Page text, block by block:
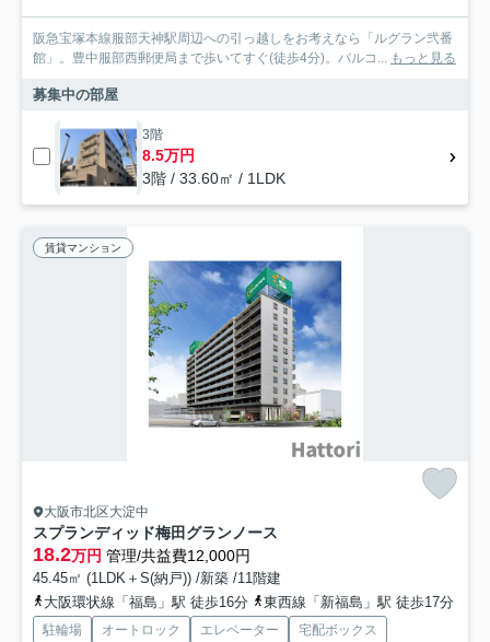
阪急宝塚本線服部天神駅周辺への引っ越しをお考えなら「ルグラン弐番
館」。豊中服部西郵便局まで歩いてすぐ(徒歩4分)。バルコ...
もっと見る
募集中の部屋
3階
8.5万円
3階 / 33.60㎡ / 1LDK
賃貸マンション
大阪市北区大淀中
スプランディッド梅田グランノース
18.2万円 管理/共益費12,000円
45.45㎡ (1LDK＋S(納戸)) /新築 /11階建
大阪環状線「福島」駅 徒歩16分
東西線「新福島」駅 徒歩17分
駐輪場 オートロック エレベーター
宅配ボックス